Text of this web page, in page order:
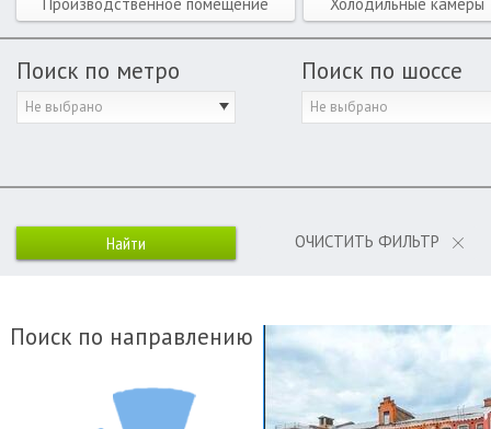
Поиск по метро
Не выбрано
Поиск по шоссе
Не выбрано
ОЧИСТИТЬ ФИЛЬТР
Поиск по направлению